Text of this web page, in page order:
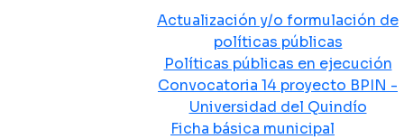
Actualización y/o formulación de
políticas públicas
Políticas públicas en ejecución
Convocatoria 14 proyecto BPIN -
Universidad del Quindío
Ficha básica municipal